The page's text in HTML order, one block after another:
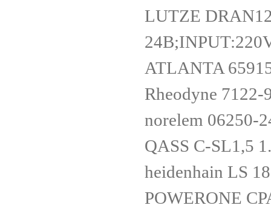
LUTZE
ATLANTA
Rheodyne 7122-
norelem 06250-
QASS C-SL1,5
heidenhain LS
POWERONE